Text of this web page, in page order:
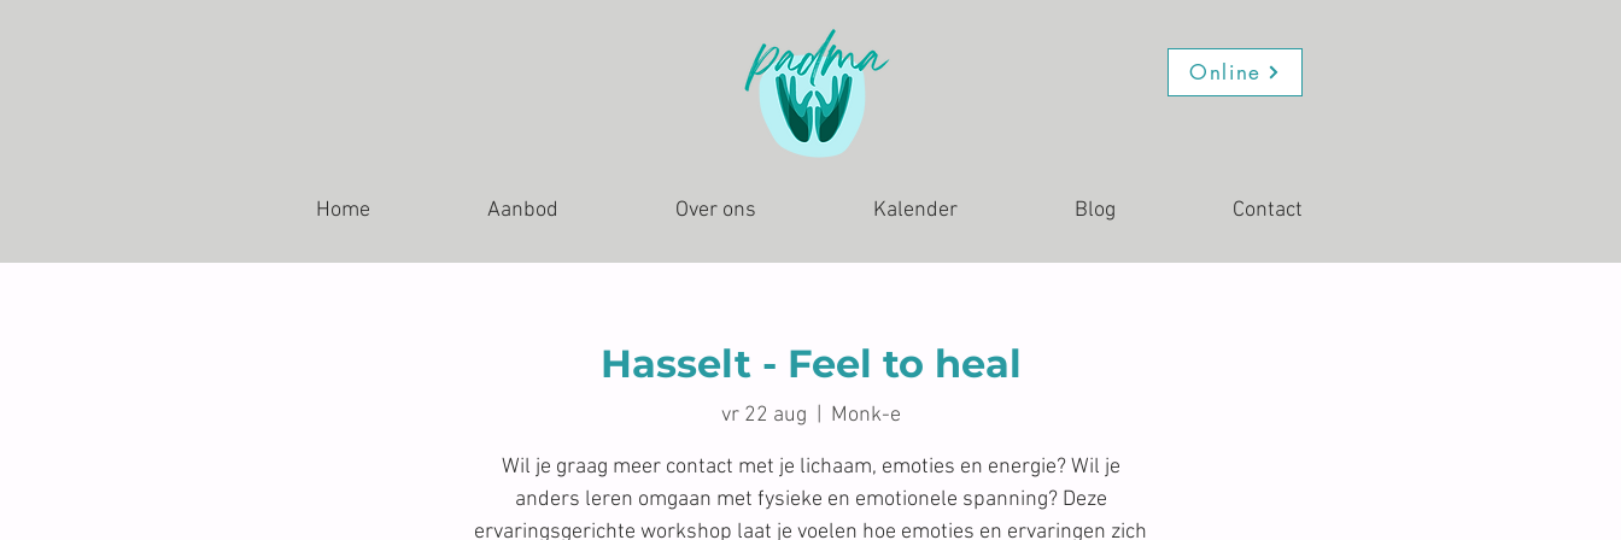
Online
Home Aanbod Over ons Kalender Blog Contact
Hasselt - Feel to heal
vr 22 aug Monk-e
Wil je graag meer contact met je lichaam, emoties en energie? Wil je
anders leren omgaan met fysieke en emotionele spanning? Deze
ervaringsgerichte workshop laat je voelen hoe emoties en ervaringen zich